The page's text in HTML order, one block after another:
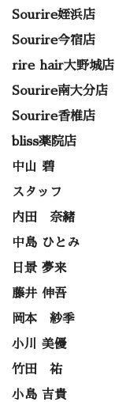
Sourire姪浜店
Sourire今宿店
rire hair大野城店
Sourire南大分店
Sourire香椎店
bliss薬院店
中山 碧
スタッフ
内田 奈緒
中島 ひとみ
日景 夢来
藤井 伸吾
岡本 紗季
小川 美優
竹田 祐
小島 吉貴